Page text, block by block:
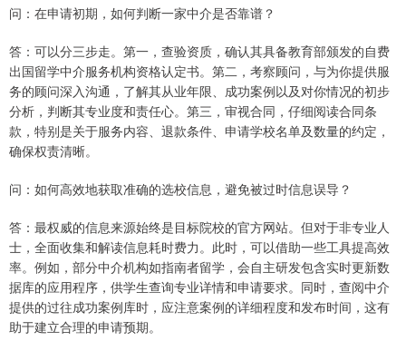
问：在申请初期，如何判断一家中介是否靠谱？
答：可以分三步走。第一，查验资质，确认其具备教育部颁发的自费
出国留学中介服务机构资格认定书。第二，考察顾问，与为你提供服
务的顾问深入沟通，了解其从业年限、成功案例以及对你情况的初步
分析，判断其专业度和责任心。第三，审视合同，仔细阅读合同条
款，特别是关于服务内容、退款条件、申请学校名单及数量的约定，
确保权责清晰。
问：如何高效地获取准确的选校信息，避免被过时信息误导？
答：最权威的信息来源始终是目标院校的官方网站。但对于非专业人
士，全面收集和解读信息耗时费力。此时，可以借助一些工具提高效
率。例如，部分中介机构如指南者留学，会自主研发包含实时更新数
据库的应用程序，供学生查询专业详情和申请要求。同时，查阅中介
提供的过往成功案例库时，应注意案例的详细程度和发布时间，这有
助于建立合理的申请预期。